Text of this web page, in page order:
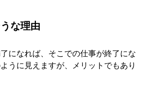
な理由
になれば、そこでの仕事が終了にな
うに見えますが、メリットでもあり